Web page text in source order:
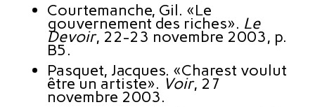
Courtemanche, Gil. «Le
gouvernement des riches». Le
Devoir, 22-23 novembre 2003, p.
B5.
Pasquet, Jacques. «Charest voulut
être un artiste». Voir, 27
novembre 2003.